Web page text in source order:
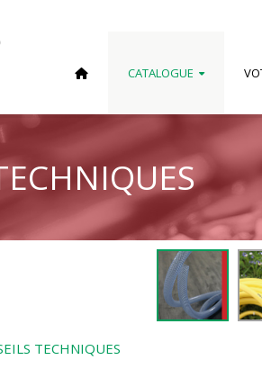
CATALOGUE
TECHNIQUES